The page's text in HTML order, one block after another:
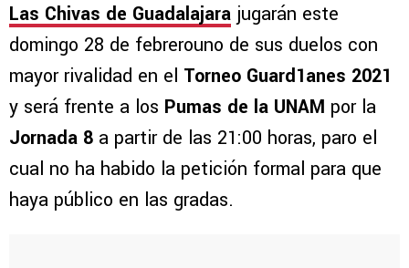
Las Chivas de Guadalajara jugarán este
domingo 28 de febrerouno de sus duelos con
mayor rivalidad en el Torneo Guard1anes 2021
y será frente a los Pumas de la UNAM por la
Jornada 8 a partir de las 21:00 horas, paro el
cual no ha habido la petición formal para que
haya público en las gradas.